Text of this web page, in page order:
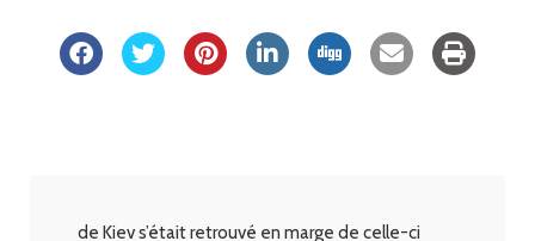
Ukraine : l’étrange survie du
de Kiev s’était retrouvé en marge de celle-ci